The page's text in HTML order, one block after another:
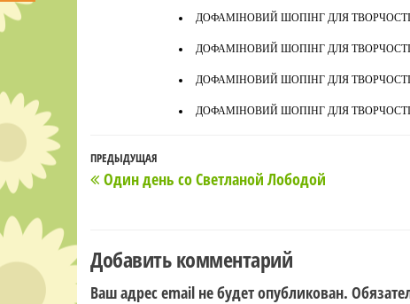
ДОФАМІНОВИЙ ШОПІНГ ДЛЯ
ДОФАМІНОВИЙ ШОПІНГ ДЛЯ
ДОФАМІНОВИЙ ШОПІНГ ДЛЯ
ДОФАМІНОВИЙ ШОПІНГ ДЛЯ
Навигация
по
Предыдущая
запись
ПРЕДЫДУЩАЯ
Один день со Светланой Лободой
Добавить комментарий
Ваш адрес email не будет опубликован.